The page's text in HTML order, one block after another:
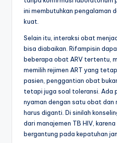
ini membutuhkan pengalaman
kuat.
Selain itu, interaksi obat
bisa diabaikan. Rifampisin
beberapa obat ARV tertentu,
memilih rejimen ART yang
pasien, penggantian obat
tetapi juga soal toleransi. Ada
nyaman dengan satu obat dan
harus diganti. Di sinilah
dari manajemen TB HIV,
bergantung pada kepatuhan